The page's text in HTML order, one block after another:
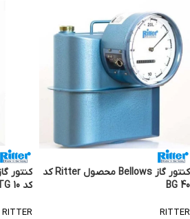
کنتور گاز Bellows محصول Ritter کد
BG 40
RITTER
کد TG 10
RITTER